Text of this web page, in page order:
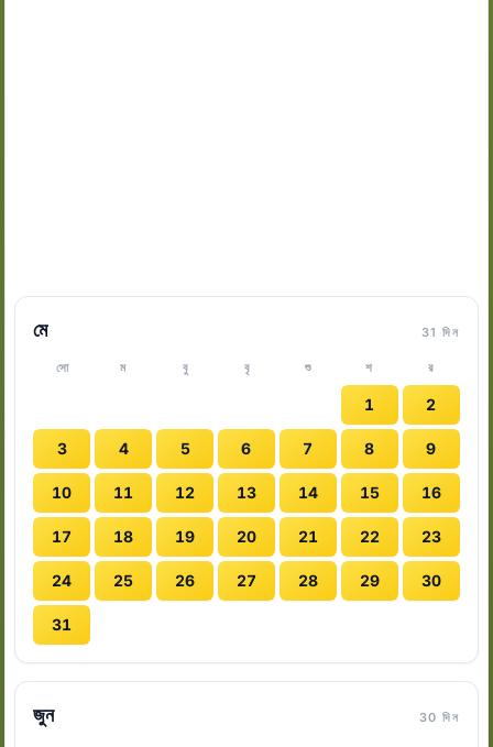
মে 31 দিন
সো ম বু বৃ শু শ র
1 2
3 4 5 6 7 8 9
10 11 12 13 14 15 16
17 18 19 20 21 22 23
24 25 26 27 28 29 30
31
জুন 30 দিন